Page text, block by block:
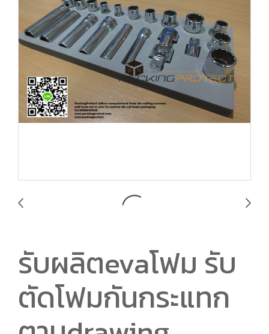
รับผลิตevaโฟม รับ
ตัดโฟมกันกระแทก